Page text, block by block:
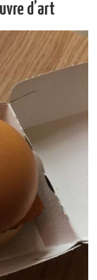
d’art